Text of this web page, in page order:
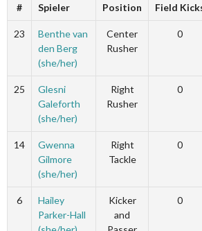
# Spieler Position Field
23
Benthe van
den Berg
(she/her)
Center
Rusher
0
25
Glesni
Galeforth
(she/her)
Right
Rusher
0
14
Gwenna
Gilmore
(she/her)
Right
Tackle
0
6
Hailey
Parker-Hall
Kicker
and
0